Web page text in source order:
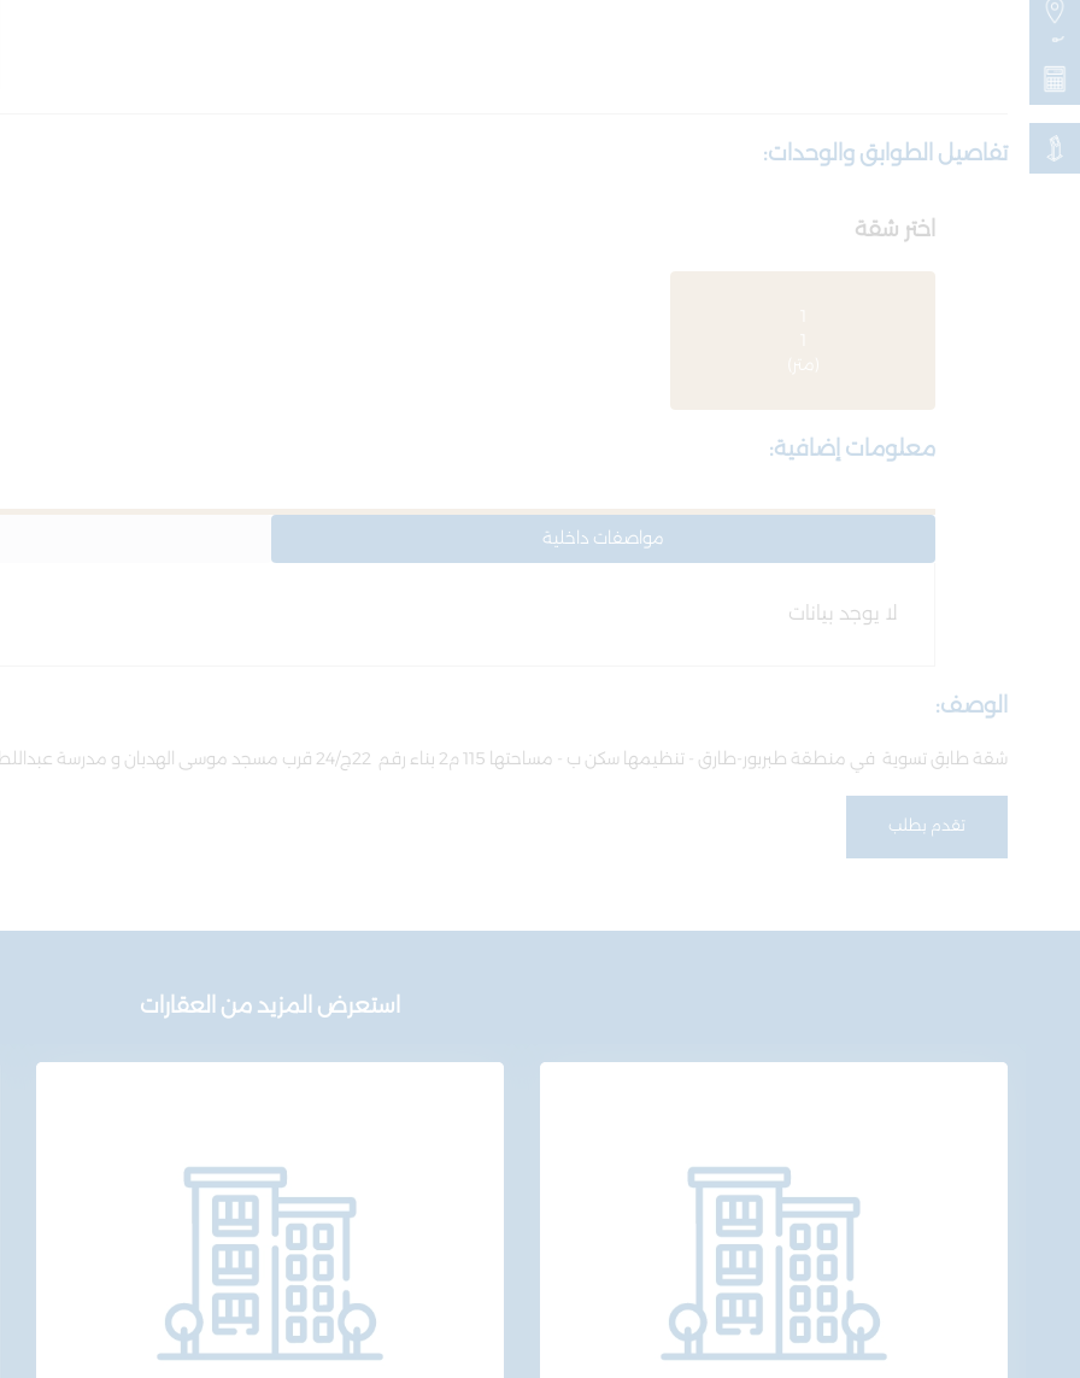
تفاصيل الطوابق والوحدات:
اختر شقة
معلومات إضافية:
مواصفات داخلية
لا يوجد بيانات
الوصف:
شقة طابق تسوية في منطقة طبربور-طارق - تنظيمها سكن ب - مساحتها 115 م2 بناء رقم 22ج/24 قرب مسجد موسى الهدبان و مدرسة عبداللطيف عابدين
تقدم بطلب
استعرض المزيد من العقارات